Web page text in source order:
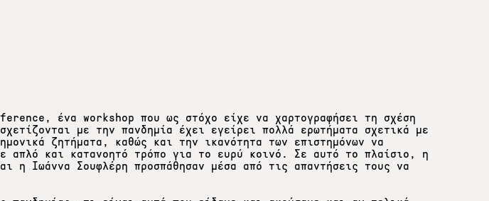
ένα workshop που ως στόχο είχε να χαρτογραφήσει τη σχέση
με την πανδημία έχει εγείρει πολλά ερωτήματα σχετικά με
ζητήματα, καθώς και την ικανότητα των επιστημόνων να
απλό και κατανοητό τρόπο για το ευρύ κοινό. Σε αυτό το πλαίσιο, η
η Ιωάννα Σουφλέρη προσπάθησαν μέσα από τις απαντήσεις τους να